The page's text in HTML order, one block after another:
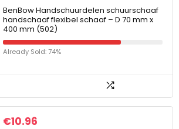
BenBow Handschuurdelen schuurschaaf
handschaaf flexibel schaaf – D 70 mm x
400 mm (502)
Already Sold: 74%
€10.96